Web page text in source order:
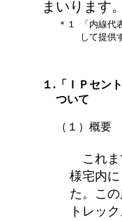
まいります。
＊１
「内線
して提供
１. 「ＩＰセン
ついて
（１）概要
これま
様宅内
た。こ
トレッ